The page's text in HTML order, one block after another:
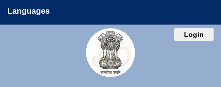
Languages
Login